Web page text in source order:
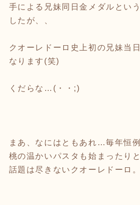
手による兄妹同日金メダルとい
したが、、
クオーレドーロ史上初の兄妹当
なります(笑)
くだらな…(・・;)
まあ、なにはともあれ…毎年恒
桃の温かいパスタも始まったりと
話題は尽きないクオーレドーロ。